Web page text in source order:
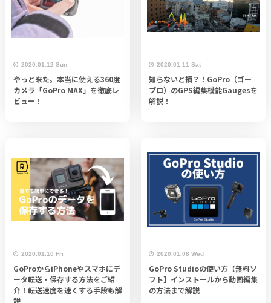
2020.01.12 Sun
やっと来た。本当に使える360度
カメラ「GoPro MAX」を徹底レ
ビュー！
2020.01.11 Sat
知らないと損？！GoPro（ゴー
プロ）のGPS編集機能Gaugesを
解説！
2020.01.10 Fri
GoProからiPhoneやスマホにデ
ータ転送・保存する方法をご紹
介！転送速度を速くする手段も解
説
2020.01.08 Wed
GoPro Studioの使い方【無料ソ
フト】インストールから動画編集
の方法まで解説